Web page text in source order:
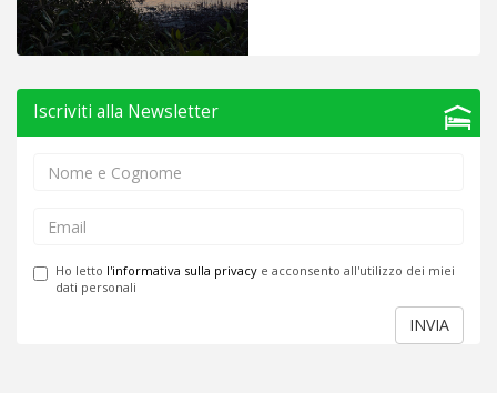
Iscriviti alla Newsletter
Ho letto l'informativa sulla privacy e acconsento all'utilizzo dei miei
dati personali
INVIA